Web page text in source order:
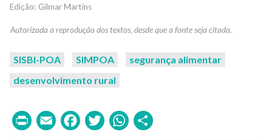
Gilmar Martins
SISBI-POA SIMPOA
segurança alimentar
desenvolvimento rural
PrintEmailFacebook
TwitterWhatsApp